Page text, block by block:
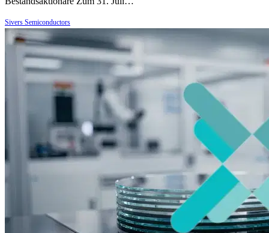
Sivers Semiconductors